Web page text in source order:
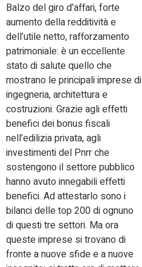
Balzo del giro d’affari, forte
aumento della redditività e
dell’utile netto, rafforzamento
patrimoniale: è un eccellente
stato di salute quello che
mostrano le principali imprese di
ingegneria, architettura e
costruzioni. Grazie agli effetti
benefici dei bonus fiscali
nell’edilizia privata, agli
investimenti del Pnrr che
sostengono il settore pubblico
hanno avuto innegabili effetti
benefici. Ad attestarlo sono i
bilanci delle top 200 di ognuno
di questi tre settori. Ma ora
queste imprese si trovano di
fronte a nuove sfide e a nuove